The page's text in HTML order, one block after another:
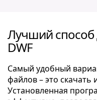
Лучший способ
DWF
Самый удобный
файлов – это скачать
Установленная